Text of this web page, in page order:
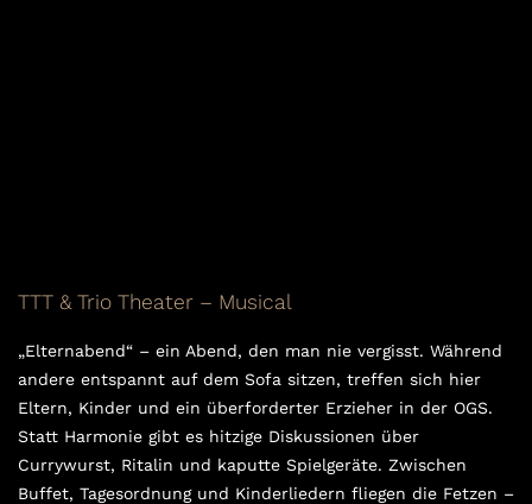
TTT & Trio Theater – Musical
„Elternabend“ – ein Abend, den man nie vergisst. Während
andere entspannt auf dem Sofa sitzen, treffen sich hier
Eltern, Kinder und ein überforderter Erzieher in der OGS.
Statt Harmonie gibt es hitzige Diskussionen über
Currywurst, Ritalin und kaputte Spielgeräte. Zwischen
Buffet, Tagesordnung und Kinderliedern fliegen die Fetzen –